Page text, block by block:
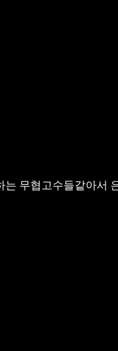
무협고수들같아서